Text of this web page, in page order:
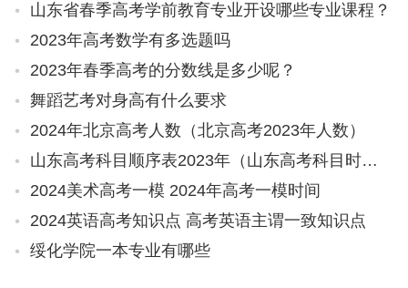
山东省春季高考学前教育专业开设哪些专业课程？
2023年高考数学有多选题吗
2023年春季高考的分数线是多少呢？
舞蹈艺考对身高有什么要求
2024年北京高考人数（北京高考2023年人数）
山东高考科目顺序表2023年（山东高考科目时间）
2024美术高考一模 2024年高考一模时间
2024英语高考知识点 高考英语主谓一致知识点
绥化学院一本专业有哪些